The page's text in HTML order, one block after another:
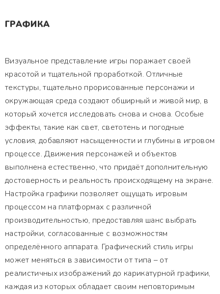
ГРАФИКА
Визуальное представление игры поражает своей
красотой и тщательной проработкой. Отличные
текстуры, тщательно прорисованные персонажи и
окружающая среда создают обширный и живой мир, в
который хочется исследовать снова и снова. Особые
эффекты, такие как свет, светотень и погодные
условия, добавляют насыщенности и глубины в игровом
процессе. Движения персонажей и объектов
выполнена естественно, что придаёт дополнительную
достоверность и реальность происходящему на экране.
Настройка графики позволяет ощущать игровым
процессом на платформах с различной
производительностью, предоставляя шанс выбрать
настройки, согласованные с возможностям
определённого аппарата. Графический стиль игры
может меняться в зависимости от типа – от
реалистичных изображений до карикатурной графики,
каждая из которых обладает своим неповторимым